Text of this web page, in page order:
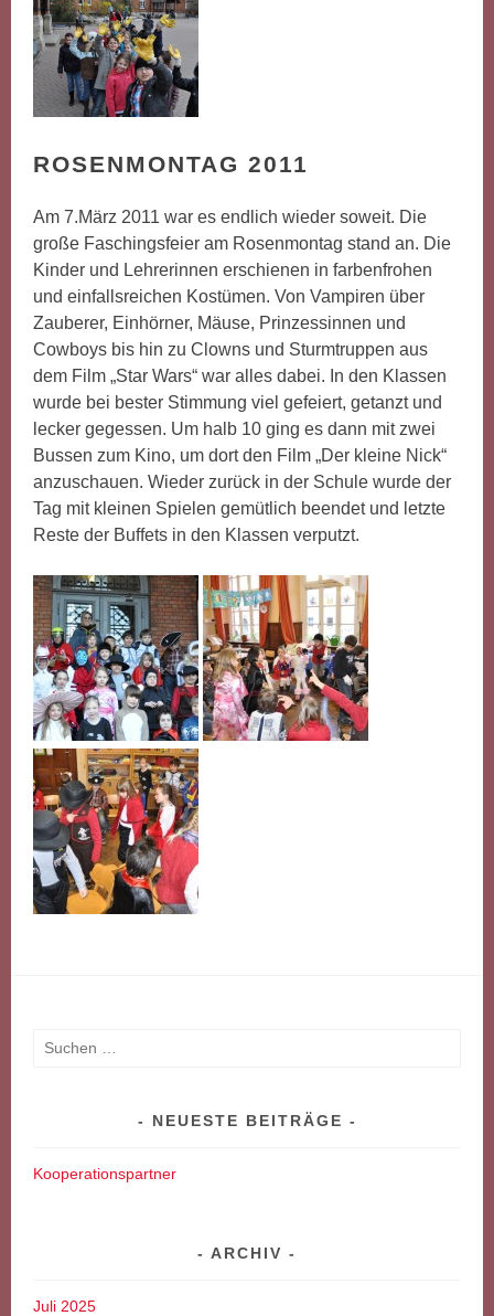
ROSENMONTAG 2011
Am 7.März 2011 war es endlich wieder soweit. Die
große Faschingsfeier am Rosenmontag stand an. Die
Kinder und Lehrerinnen erschienen in farbenfrohen
und einfallsreichen Kostümen. Von Vampiren über
Zauberer, Einhörner, Mäuse, Prinzessinnen und
Cowboys bis hin zu Clowns und Sturmtruppen aus
dem Film „Star Wars“ war alles dabei. In den Klassen
wurde bei bester Stimmung viel gefeiert, getanzt und
lecker gegessen. Um halb 10 ging es dann mit zwei
Bussen zum Kino, um dort den Film „Der kleine Nick“
anzuschauen. Wieder zurück in der Schule wurde der
Tag mit kleinen Spielen gemütlich beendet und letzte
Reste der Buffets in den Klassen verputzt.
Suchen
NEUESTE BEITRÄGE
Kooperationspartner
ARCHIV
Juli 2025